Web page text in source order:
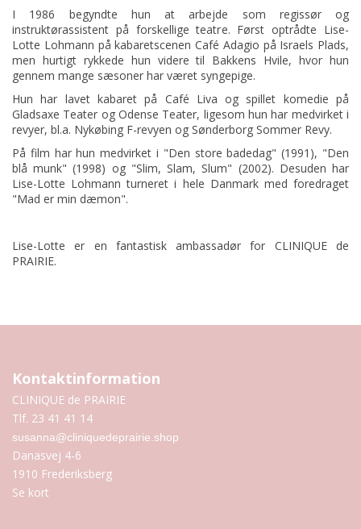
I 1986 begyndte hun at arbejde som regissør og
instruktørassistent på forskellige teatre. Først optrådte Lise-
Lotte Lohmann på kabaretscenen Café Adagio på Israels Plads,
men hurtigt rykkede hun videre til Bakkens Hvile, hvor hun
gennem mange sæsoner har været syngepige.
Hun har lavet kabaret på Café Liva og spillet komedie på
Gladsaxe Teater og Odense Teater, ligesom hun har medvirket i
revyer, bl.a. Nykøbing F-revyen og Sønderborg Sommer Revy.
På film har hun medvirket i "Den store badedag" (1991), "Den
blå munk" (1998) og "Slim, Slam, Slum" (2002). Desuden har
Lise-Lotte Lohmann turneret i hele Danmark med foredraget
"Mad er min dæmon".
Lise-Lotte er en fantastisk ambassadør for CLINIQUE de
PRAIRIE.
Kontaktinformation
CLINIQUE de PRAIRIE
Tlf. 23 41 41 14
susanna@cliniquedeprairie.shop
Danasvej 4-6
1910 Frederiksberg
Se kort